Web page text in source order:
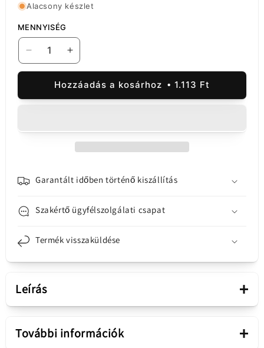
Alacsony készlet
MENNYISÉG
Buzzer
Realme
mennyiségének
csökkentése
Buzzer
Realme
C31,
Service
mennyiségének
növelése
Hozzáadás a kosárhoz 1.113 Ft
Garantált időben történő kiszállítás
Szakértő ügyfélszolgálati csapat
Termék visszaküldése
Leírás +
További információk +